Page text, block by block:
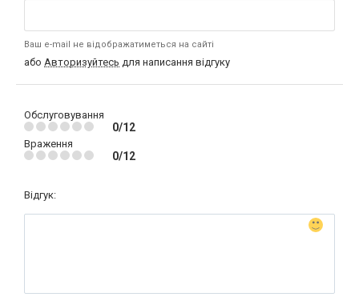
Ваш e-mail не відображатиметься на сайті
або Авторизуйтесь для написання відгуку
Обслуговування
0/12
Враження
0/12
Відгук: